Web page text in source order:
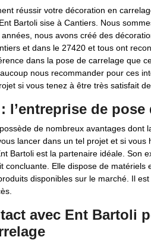
réussir votre décoration en
Bartoli sise à Cantiers. Nous
nous avons créé des
et dans le 27420 et tous ont
dans la pose de carrelage que
nous recommander pour ces
si vous tenez à être très satisfait
l’entreprise de pose
de nombreux avantages dont
lancer dans un tel projet et si vous
Bartoli est la partenaire idéale. Son
concluante. Elle dispose de matériels
disponibles sur le marché. Il
avec Ent Bartoli